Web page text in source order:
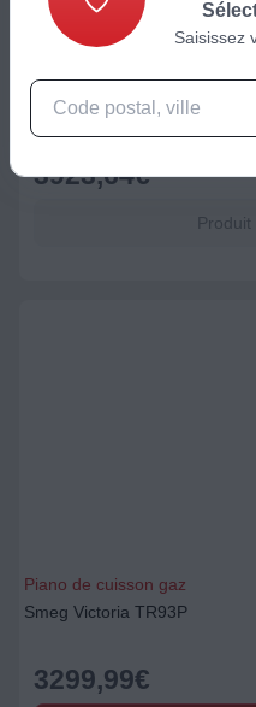
Piano de cuisson gaz
Falcon Classic
3923,64€
Piano de cuisson gaz
Smeg Victoria TR93P
3299,99€
Saisissez